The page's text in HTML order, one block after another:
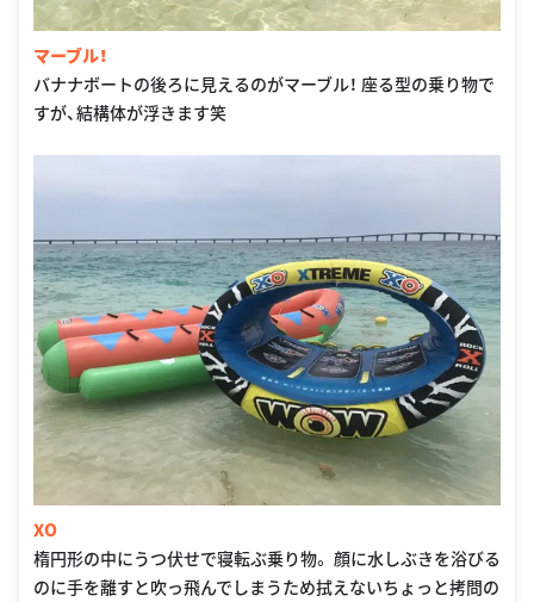
マーブル！
バナナボートの後ろに見えるのがマーブル！ 座る型の乗り物で
すが、結構体が浮きます笑
XO
楕円形の中にうつ伏せで寝転ぶ乗り物。 顔に水しぶきを浴びる
のに手を離すと吹っ飛んでしまうため拭えないちょっと拷問の